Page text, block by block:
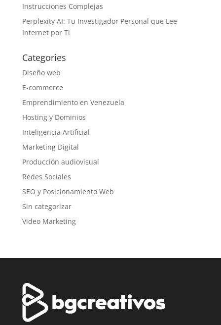
Instrucciones Complejas
Perplexity AI: Tu Investigador Personal que Lee
Internet por Ti
Categories
Diseño web
E-commerce
Emprendimiento en Venezuela
Hosting y Dominios
Inteligencia Artificial
Marketing Digital
Producción audiovisual
Redes Sociales
SEO y Posicionamiento Web
Sin categorizar
Video Marketing